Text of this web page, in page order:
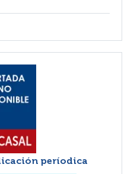
períodica